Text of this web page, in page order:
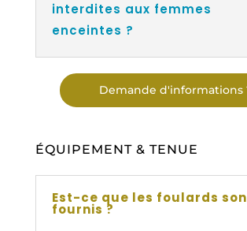
interdites aux femmes
enceintes ?
Demande d'informations
ÉQUIPEMENT & TENUE
Est-ce que les foulards
fournis ?